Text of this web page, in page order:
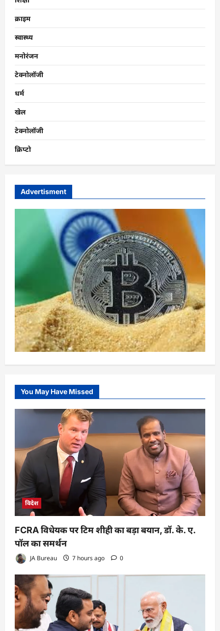
क्राइम
स्वास्थ्य
मनोरंजन
टेक्नोलॉजी
धर्म
खेल
टेक्नोलॉजी
क्रिप्टो
Advertisment
You May Have Missed
विदेश
FCRA विधेयक पर टिम शीही का बड़ा बयान, डॉ. के. ए.
पॉल का समर्थन
JA Bureau 7 hours ago 0